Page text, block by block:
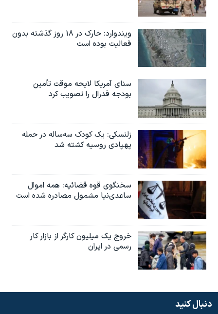
ویندوارد: خارک در ۱۸ روز گذشته بدون
فعالیت بوده است
سنای آمریکا لایحه موقت تأمین
بودجه فدرال را تصویب کرد
زلنسکی: یک کودک سه‌ساله در حمله
پهپادی روسیه کشته شد
سخنگوی قوه قضائیه: همه اموال
ساعدی‌نیا مشمول مصادره شده است
خروج یک میلیون کارگر از بازار کار
رسمی در ایران
دنبال کنید